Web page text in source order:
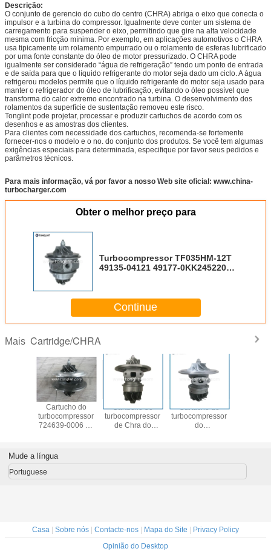
Descrição:
O conjunto de gerencio do cubo do centro (CHRA) abriga o eixo que conecta o
impulsor e a turbina do compressor. Igualmente deve conter um sistema de
carregamento para suspender o eixo, permitindo que gire na alta velocidade
mesma com fricção mínima. Por exemplo, em aplicações automotivos o CHRA
usa tipicamente um rolamento empurrado ou o rolamento de esferas lubrificado
por uma fonte constante do óleo de motor pressurizado. O CHRA pode
igualmente ser considerado “água de refrigeração” tendo um ponto de entrada
e de saída para que o líquido refrigerante do motor seja dado um ciclo. A água
refrigerou modelos permite que o líquido refrigerante do motor seja usado para
manter o refrigerador do óleo de lubrificação, evitando o óleo possível que
transforma do calor extremo encontrado na turbina. O desenvolvimento dos
rolamentos da superfície de sustentação removeu este risco.
Tonglint pode projetar, processar e produzir cartuchos de acordo com os
desenhos e as amostras dos clientes.
Para clientes com necessidade dos cartuchos, recomenda-se fortemente
fornecer-nos o modelo e o no. do conjunto dos produtos. Se você tem algumas
exigências especiais para determinada, especifique por favor seus pedidos e
parâmetros técnicos.
Para mais informação, vá por favor a nosso Web site oficial: www.china-
turbocharger.com
Obter o melhor preço para
Turbocompressor TF035HM-12T
49135-04121 49177-0KK245220
Continue
Mais Cartridge/CHRA
Cartucho do
turbocompressor
724639-0006 de
Cartucho do
turbocompressor
de Chra do
Cartucho do
turbocompressor
do
Mude a língua
Portuguese
Casa | Sobre nós | Contacte-nos | Mapa do Site | Privacy Policy
Opinião do Desktop